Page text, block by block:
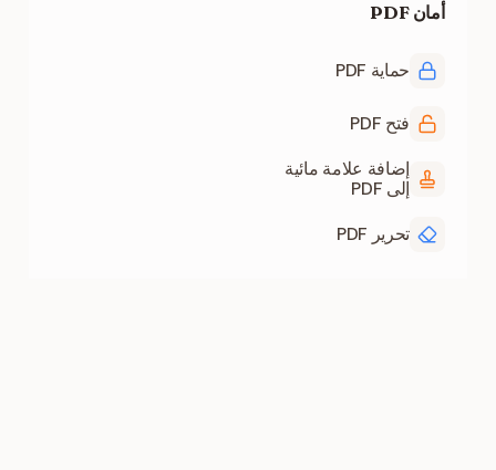
أمان PDF
حماية PDF
فتح PDF
إضافة علامة مائية
إلى PDF
تحرير PDF